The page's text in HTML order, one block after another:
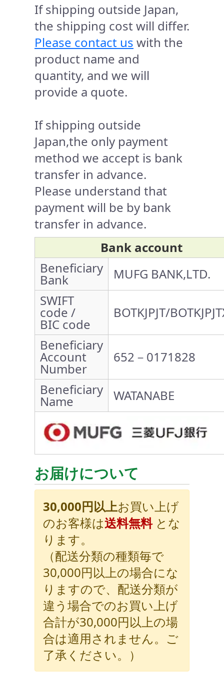
If shipping outside Japan,
the shipping cost will differ.
Please contact us with the
product name and
quantity, and we will
provide a quote.
If shipping outside
Japan,the only payment
method we accept is bank
transfer in advance.
Please understand that
payment will be by bank
transfer in advance.
Bank account
Beneficiary
Bank
MUFG BANK,LTD.
SWIFT
code /
BIC code
BOTKJPJT/
Beneficiary
Account
Number
652－0171828
Beneficiary
Name WATANABE
お届けについて
30,000円以上お買い上げ
のお客様は送料無料とな
ります。
（配送分類の種類毎で
30,000円以上の場合にな
りますので、配送分類が
違う場合でのお買い上げ
合計が30,000円以上の場
合は適用されません。ご
了承ください。）